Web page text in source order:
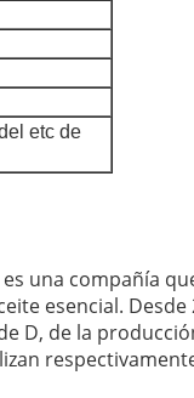
etc de
una compañía
esencial.
D, de la